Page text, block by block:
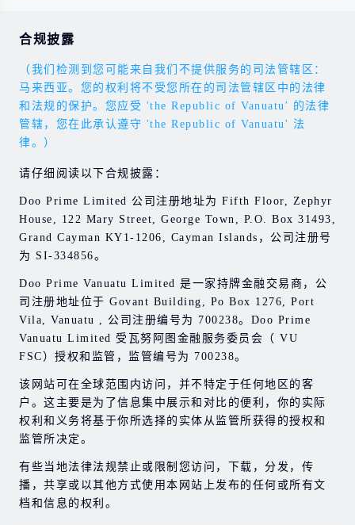
合规披露
（我们检测到您可能来自我们不提供服务的司法管辖区：
马来西亚。您的权利将不受您所在的司法管辖区中的法律
和法规的保护。您应受 'the Republic of Vanuatu' 的法律
管辖，您在此承认遵守 'the Republic of Vanuatu' 法
律。）
请仔细阅读以下合规披露：
Doo Prime Limited 公司注册地址为 Fifth Floor, Zephyr
House, 122 Mary Street, George Town, P.O. Box 31493,
Grand Cayman KY1-1206, Cayman Islands，公司注册号
为 SI-334856。
Doo Prime Vanuatu Limited 是一家持牌金融交易商，公
司注册地址位于 Govant Building, Po Box 1276, Port
Vila, Vanuatu , 公司注册编号为 700238。Doo Prime
Vanuatu Limited 受瓦努阿图金融服务委员会（ VU
FSC）授权和监管，监管编号为 700238。
该网站可在全球范围内访问，并不特定于任何地区的客
户。这主要是为了信息集中展示和对比的便利，你的实际
权利和义务将基于你所选择的实体从监管所获得的授权和
监管所决定。
有些当地法律法规禁止或限制您访问，下载，分发，传
播，共享或以其他方式使用本网站上发布的任何或所有文
档和信息的权利。